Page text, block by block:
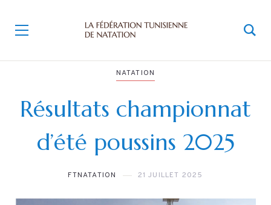
NATATION
Résultats championnat
d’été poussins 2025
FTNATATION 21 JUILLET 2025